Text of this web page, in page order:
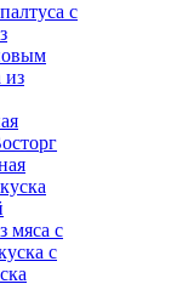
с
из
мяса с
с